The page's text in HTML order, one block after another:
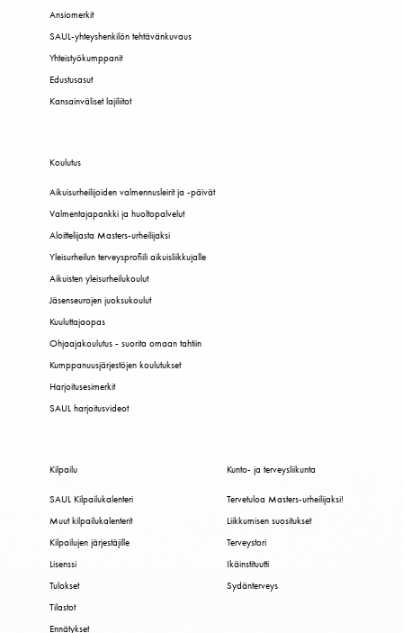
Ansiomerkit
SAUL-yhteyshenkilön tehtävänkuvaus
Yhteistyökumppanit
Edustusasut
Kansainväliset lajiliitot
Koulutus
Aikuisurheilijoiden valmennusleirit ja -päivät
Valmentajapankki ja huoltopalvelut
Aloittelijasta Masters-urheilijaksi
Yleisurheilun terveysprofiili aikuisliikkujalle
Aikuisten yleisurheilukoulut
Jäsenseurojen juoksukoulut
Kuuluttajaopas
Ohjaajakoulutus - suorita omaan tahtiin
Kumppanuusjärjestöjen koulutukset
Harjoitusesimerkit
SAUL harjoitusvideot
Kilpailu
SAUL Kilpailukalenteri
Muut kilpailukalenterit
Kilpailujen järjestäjille
Lisenssi
Tulokset
Tilastot
Ennätykset
Kunto- ja terveysliikunta
Tervetuloa Masters-urheilijaksi!
Liikkumisen suositukset
Terveystori
Ikäinstituutti
Sydänterveys